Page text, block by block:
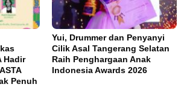
Hadir
Penuh
Yui, Drummer dan Penyanyi
Cilik Asal Tangerang Selatan
Raih Penghargaan Anak
Indonesia Awards 2026